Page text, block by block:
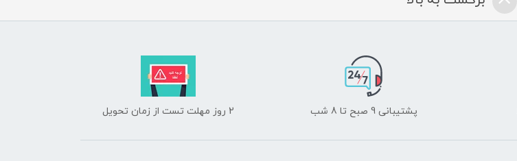
پشتیبانی 9 صبح تا 8 شب 2 روز مهلت تست از زمان تحویل